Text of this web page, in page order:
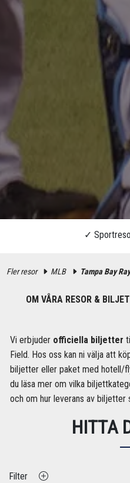
Fler resor MLB Tampa Bay
OM VÅRA RESOR &
Vi erbjuder officiella biljetter
Field. Hos oss kan ni välja att
biljetter eller paket med hotell/
du läsa mer om vilka
och om hur leverans av biljetter